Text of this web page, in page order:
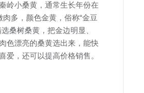
岭小桑黄，通常生长年份在
肉多，颜色金黄，俗称“金豆
桑树桑黄，把金边明显、
色漂亮的桑黄选出来，能快
爱，还可以提高价格销售。